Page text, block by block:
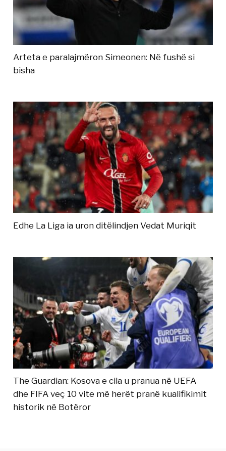
Arteta e paralajmëron Simeonen: Në fushë si
bisha
Edhe La Liga ia uron ditëlindjen Vedat Muriqit
The Guardian: Kosova e cila u pranua në UEFA
dhe FIFA veç 10 vite më herët pranë kualifikimit
historik në Botëror